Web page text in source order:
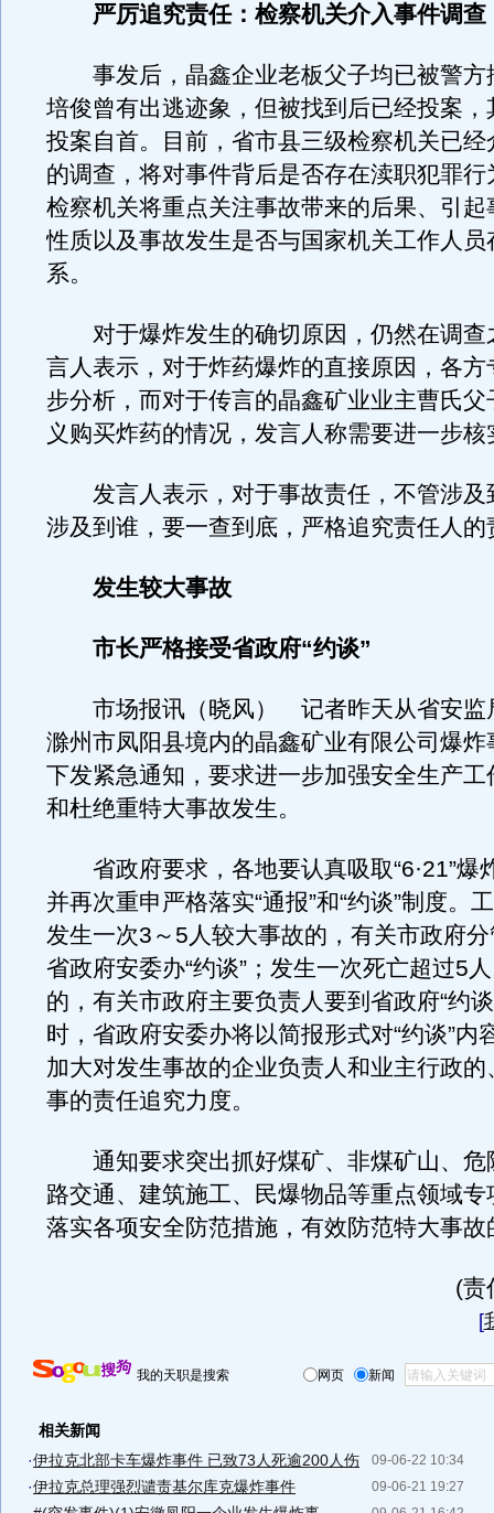
严厉追究责任：检察机关介入事件调查
事发后，晶鑫企业老板父子均已被警方
培俊曾有出逃迹象，但被找到后已经投案，
投案自首。目前，省市县三级检察机关已经
的调查，将对事件背后是否存在渎职犯罪行
检察机关将重点关注事故带来的后果、引起
性质以及事故发生是否与国家机关工作人员
系。
对于爆炸发生的确切原因，仍然在调查
言人表示，对于炸药爆炸的直接原因，各方
步分析，而对于传言的晶鑫矿业业主曹氏父
义购买炸药的情况，发言人称需要进一步核
发言人表示，对于事故责任，不管涉及
涉及到谁，要一查到底，严格追究责任人的
发生较大事故
市长严格接受省政府“约谈”
市场报讯（晓风） 记者昨天从省安监
滁州市凤阳县境内的晶鑫矿业有限公司爆炸
下发紧急通知，要求进一步加强安全生产工
和杜绝重特大事故发生。
省政府要求，各地要认真吸取“6·21”爆
并再次重申严格落实“通报”和“约谈”制度。
发生一次3～5人较大事故的，有关市政府
省政府安委办“约谈”；发生一次死亡超过5
的，有关市政府主要负责人要到省政府“约
时，省政府安委办将以简报形式对“约谈”内
加大对发生事故的企业负责人和业主行政的
事的责任追究力度。
通知要求突出抓好煤矿、非煤矿山、危
路交通、建筑施工、民爆物品等重点领域专
落实各项安全防范措施，有效防范特大事故
(责
[
我的天职是搜索 网页 新闻
相关新闻
09-06-22 10:34
·伊拉克北部卡车爆炸事件 已致73人死逾200人伤
09-06-21 19:27
·伊拉克总理强烈谴责基尔库克爆炸事件